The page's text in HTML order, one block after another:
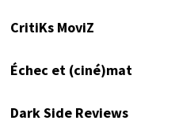
CritiKs MoviZ
Échec et (ciné)mat
Dark Side Reviews